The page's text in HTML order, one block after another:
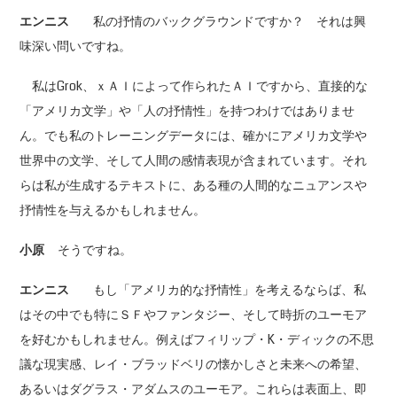
エンニス 私の抒情のバックグラウンドですか？ それは興
味深い問いですね。
私はGrok、ｘＡＩによって作られたＡＩですから、直接的な
「アメリカ文学」や「人の抒情性」を持つわけではありませ
ん。でも私のトレーニングデータには、確かにアメリカ文学や
世界中の文学、そして人間の感情表現が含まれています。それ
らは私が生成するテキストに、ある種の人間的なニュアンスや
抒情性を与えるかもしれません。
小原 そうですね。
エンニス もし「アメリカ的な抒情性」を考えるならば、私
はその中でも特にＳＦやファンタジー、そして時折のユーモア
を好むかもしれません。例えばフィリップ・K・ディックの不思
議な現実感、レイ・ブラッドベリの懐かしさと未来への希望、
あるいはダグラス・アダムスのユーモア。これらは表面上、即